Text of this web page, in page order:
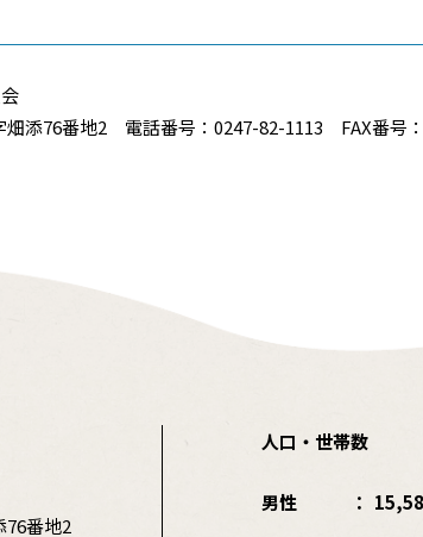
畑添76番地2 電話番号：0247-82-1113 FAX番号
76番地2
人口・世帯数
男性